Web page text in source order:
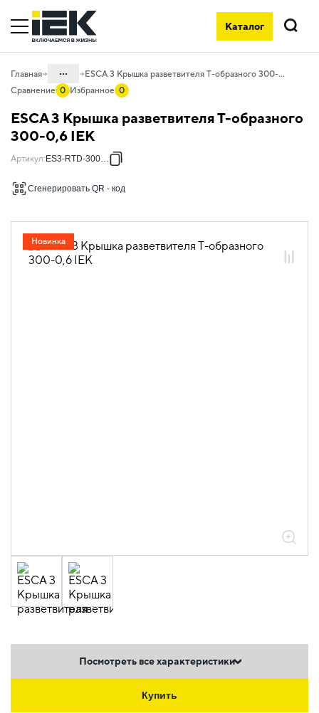
Каталог
Поиск
Главная ...
05. Системы для прокладки кабеля
05.04 Кабельные лотки и аксессуары
металлических
листовых ESCA
05.04.04.03.01 Аксессуары ломаные
для лотков листовых ESCA L
ESCA 3 Крышка разветвителя Т-образного 300-0,6 IEK
Сравнение 0 Избранное 0
ESCA 3 Крышка разветвителя Т-образного
300-0,6 IEK
Новинка
Артикул: ES3-RTD-300-06
Сгенерировать QR - код
Посмотреть все характеристики
Купить